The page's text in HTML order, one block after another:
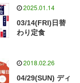
2025.01.14
03/14(FRI)日替
わり定食
2018.02.26
04/29(SUN) ディ